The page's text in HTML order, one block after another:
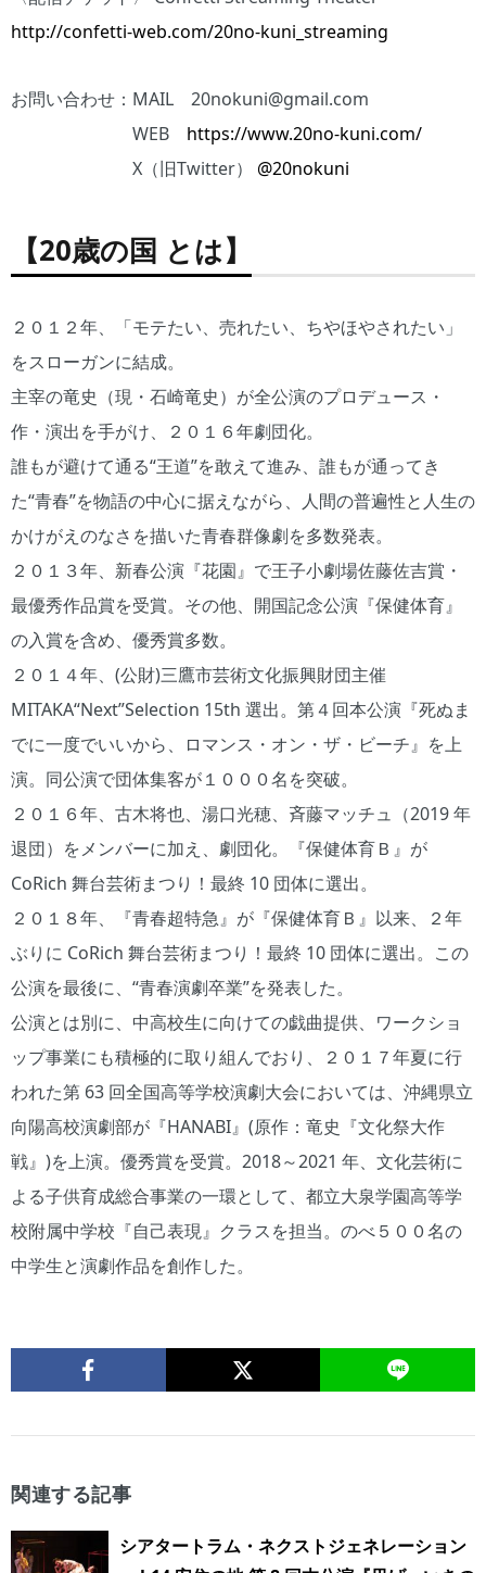
http://confetti-web.com/20no-kuni_streaming
お問い合わせ：MAIL 20nokuni@gmail.com
WEB https://www.20no-kuni.com/
X（旧Twitter） @20nokuni
【20歳の国 とは】
２０１２年、「モテたい、売れたい、ちやほやされたい」
をスローガンに結成。
主宰の竜史（現・石崎竜史）が全公演のプロデュース・
作・演出を手がけ、２０１６年劇団化。
誰もが避けて通る“王道”を敢えて進み、誰もが通ってき
た“青春”を物語の中心に据えながら、人間の普遍性と人生の
かけがえのなさを描いた青春群像劇を多数発表。
２０１３年、新春公演『花園』で王子小劇場佐藤佐吉賞・
最優秀作品賞を受賞。その他、開国記念公演『保健体育』
の入賞を含め、優秀賞多数。
２０１４年、(公財)三鷹市芸術文化振興財団主催
MITAKA“Next”Selection 15th 選出。第４回本公演『死ぬま
でに一度でいいから、ロマンス・オン・ザ・ビーチ』を上
演。同公演で団体集客が１０００名を突破。
２０１６年、古木将也、湯口光穂、斉藤マッチュ（2019 年
退団）をメンバーに加え、劇団化。『保健体育Ｂ』が
CoRich 舞台芸術まつり！最終 10 団体に選出。
２０１８年、『青春超特急』が『保健体育Ｂ』以来、２年
ぶりに CoRich 舞台芸術まつり！最終 10 団体に選出。この
公演を最後に、“青春演劇卒業”を発表した。
公演とは別に、中高校生に向けての戯曲提供、ワークショ
ップ事業にも積極的に取り組んでおり、２０１７年夏に行
われた第 63 回全国高等学校演劇大会においては、沖縄県立
向陽高校演劇部が『HANABI』(原作：竜史『文化祭大作
戦』)を上演。優秀賞を受賞。2018～2021 年、文化芸術に
よる子供育成総合事業の一環として、都立大泉学園高等学
校附属中学校『自己表現』クラスを担当。のべ５００名の
中学生と演劇作品を創作した。
関連する記事
シアタートラム・ネクストジェネレーション